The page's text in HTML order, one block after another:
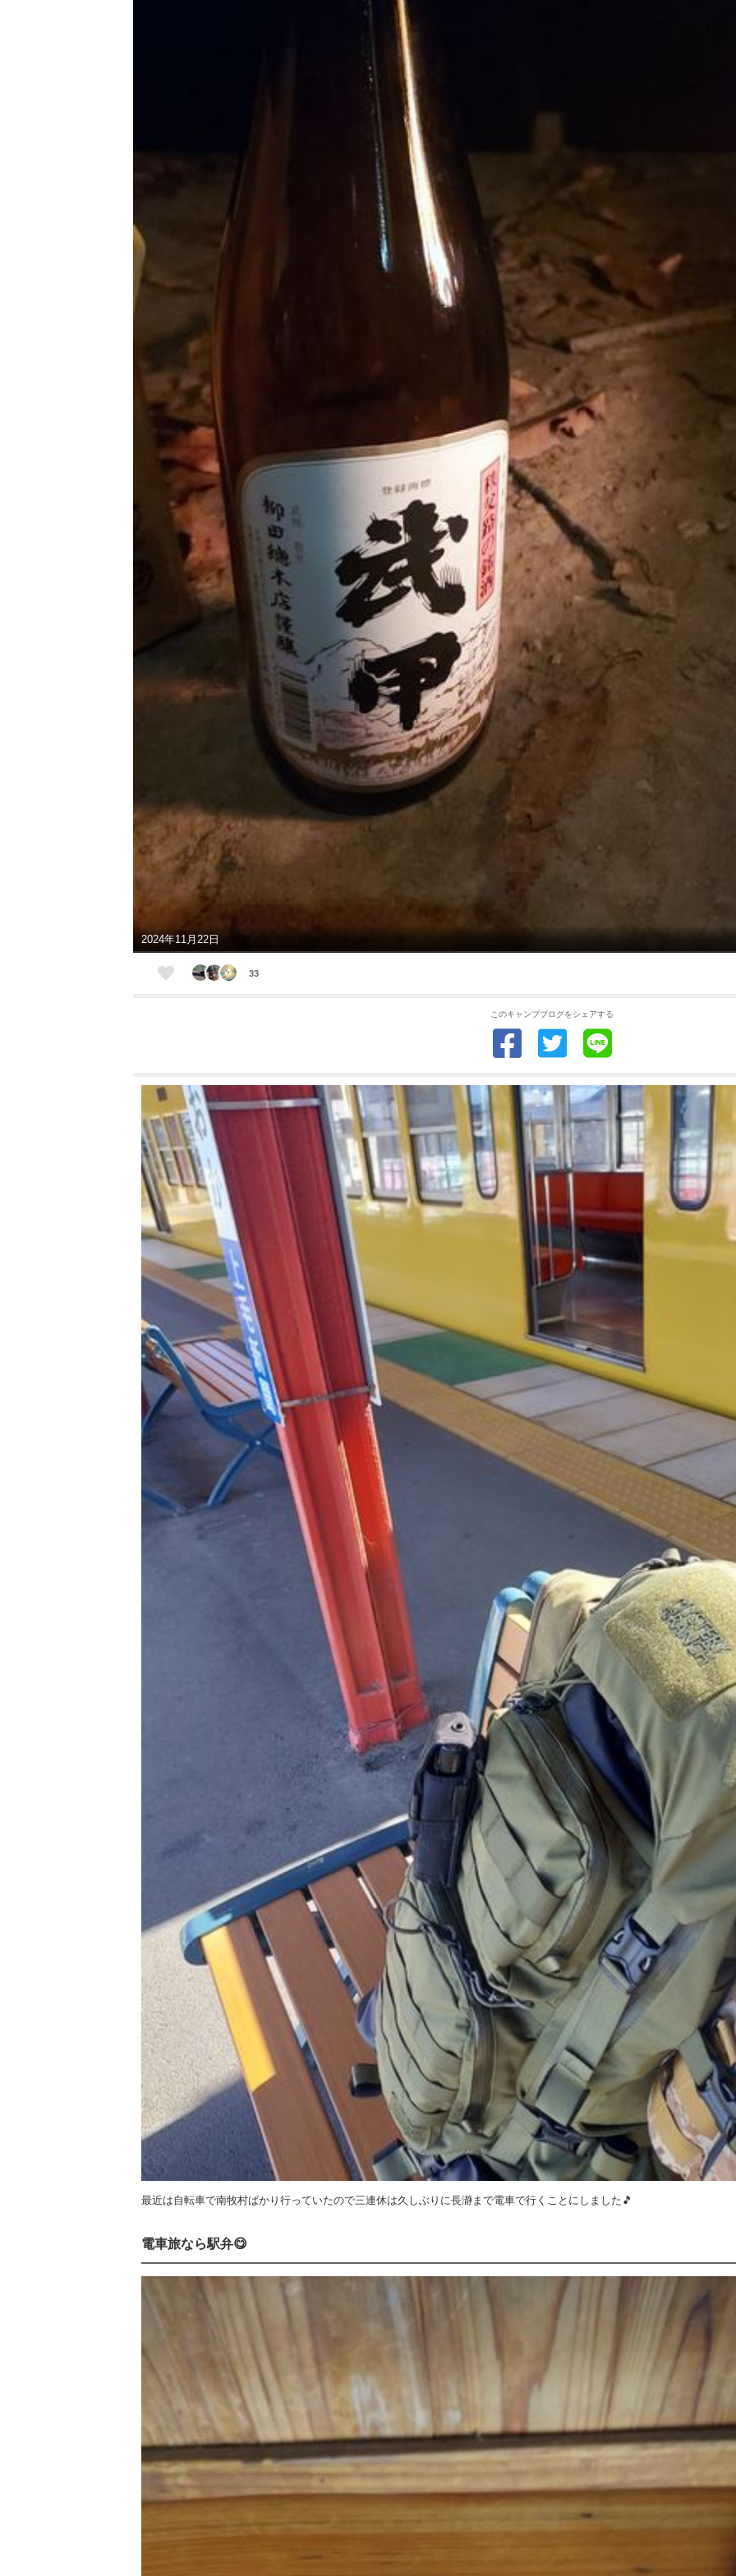
2024年11月22日
33
このキャンプブログをシェアする
最近は自転車で南牧村ばかり行っていたので三連休は久しぶりに長瀞まで電車で行くことにしました🎵
電車旅なら駅弁😋